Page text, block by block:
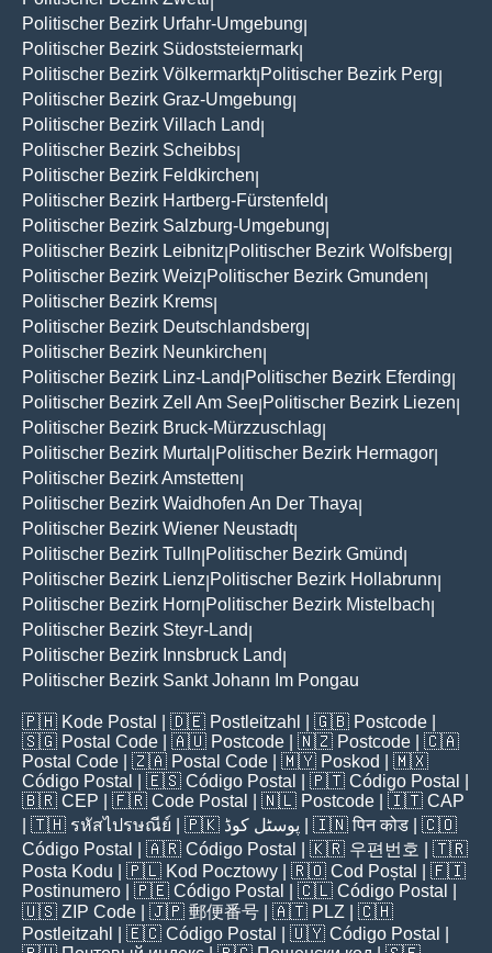
Politischer Bezirk Urfahr-Umgebung
Politischer Bezirk Südoststeiermark
Politischer Bezirk Völkermarkt| Politischer Bezirk Perg
Politischer Bezirk Graz-Umgebung
Politischer Bezirk Villach Land
Politischer Bezirk Scheibbs
Politischer Bezirk Feldkirchen
Politischer Bezirk Hartberg-Fürstenfeld
Politischer Bezirk Salzburg-Umgebung
Politischer Bezirk Leibnitz Politischer Bezirk Wolfsberg
Politischer Bezirk Weiz Politischer Bezirk Gmunden
Politischer Bezirk Krems
Politischer Bezirk Deutschlandsberg
Politischer Bezirk Neunkirchen
Politischer Bezirk Linz-Land Politischer Bezirk Eferding
Politischer Bezirk Zell Am See Politischer Bezirk Liezen
Politischer Bezirk Bruck-Mürzzuschlag
Politischer Bezirk Murtal
Politischer Bezirk Hermagor
Politischer Bezirk Amstetten
Politischer Bezirk Waidhofen An Der Thaya
Politischer Bezirk Wiener Neustadt|
Politischer Bezirk Tulln Politischer Bezirk Gmünd
Politischer Bezirk Lienz Politischer Bezirk Hollabrunn
Politischer Bezirk Horn Politischer Bezirk Mistelbach
Politischer Bezirk Steyr-Land
Politischer Bezirk Innsbruck Land
Politischer Bezirk Sankt Johann Im Pongau
🇵🇭 Kode Postal | 🇩🇪 Postleitzahl | 🇬🇧 Postcode
🇸🇬 Postal Code | 🇦🇺 Postcode | 🇳🇿 Postcode | 🇨🇦
Postal Code | 🇿🇦 Postal Code | 🇲🇾 Poskod
| 🇲🇽
Código Postal
| 🇪🇸 Código Postal | 🇵🇹 Código Postal
🇧🇷 CEP | 🇫🇷 Code Postal | 🇳🇱 Postcode | 🇮🇹 CAP
| 🇹🇭 รหัสไปรษณีย์ | 🇵🇰 پوسٹل کوڈ | 🇮🇳पिन कोड | 🇨🇴
Código Postal
| 🇦🇷 Código Postal | 🇰🇷 우편번호
| 🇹🇷
Posta Kodu | 🇵🇱 Kod Pocztowy | 🇷🇴 Cod Poștal
| 🇫🇮
Postinumero | 🇵🇪 Código Postal | 🇨🇱 Código Postal
🇺🇸 ZIP Code | 🇯🇵 郵便番号 | 🇦🇹 PLZ | 🇨🇭
Postleitzahl
| 🇪🇨 Código Postal | 🇺🇾 Código Postal